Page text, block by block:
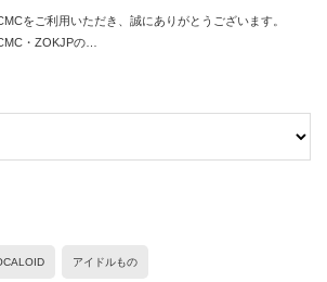
をご利用いただき、誠にありがとうございます。
・ZOKJPの…
アイドルもの